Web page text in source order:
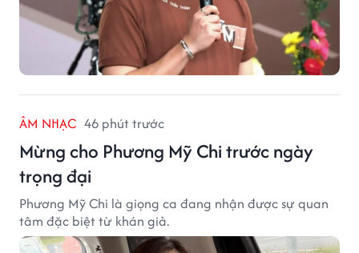
ÂM NHẠC 46 phút trước
Mừng cho Phương Mỹ Chi trước ngày
trọng đại
Phương Mỹ Chi là giọng ca đang nhận được sự quan
tâm đặc biệt từ khán giả.